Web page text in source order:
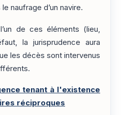
naufrage d’un navire.
de ces éléments (lieu,
la jurisprudence aura
les décès sont intervenus
tenant à l'existence
réciproques